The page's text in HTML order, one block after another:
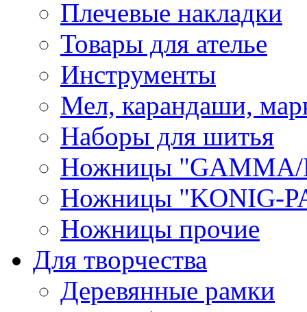
Плечевые накладки
Товары для ателье
Инструменты
Мел, карандаши,
Наборы для шитья
Ножницы "GAMMA/
Ножницы "KONIG-
Ножницы прочие
Для творчества
Деревянные рамки